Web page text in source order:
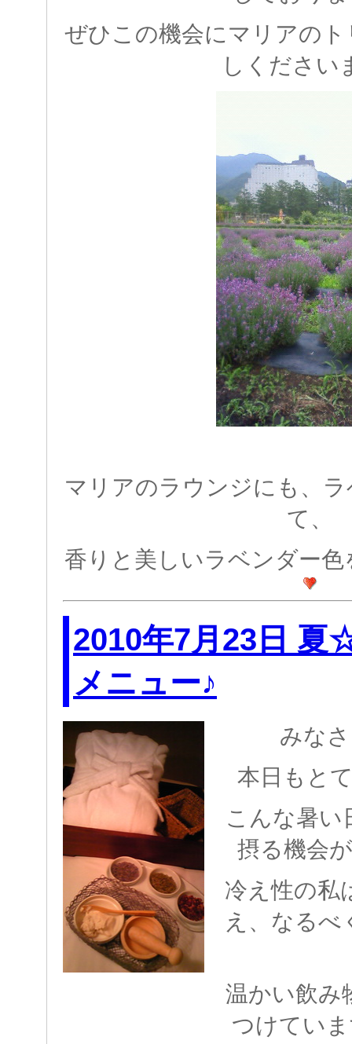
ぜひこの機会にマリアの
しください
マリアのラウンジにも、
て、
香りと美しいラベンダー
2010年7月23日 夏
メニュー♪
みな
本日もと
こんな暑い
摂る機会
冷え性の私
え、なるべ
温かい飲み
つけてい